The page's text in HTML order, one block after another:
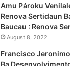
Amu Pároku
Renova Sertidaun
Baucau : Renova
August 8, 2022
Francisco
Ba